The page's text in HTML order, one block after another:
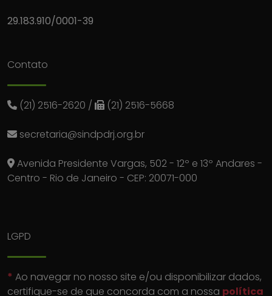
29.183.910/0001-39
Contato
(21) 2516-2620 / (21) 2516-5668
secretaria@sindpdrj.org.br
Avenida Presidente Vargas, 502 - 12º e 13º Andares -
Centro - Rio de Janeiro - CEP: 20071-000
LGPD
* Ao navegar no nosso site e/ou disponibilizar dados,
certifique-se de que concorda com a nossa política